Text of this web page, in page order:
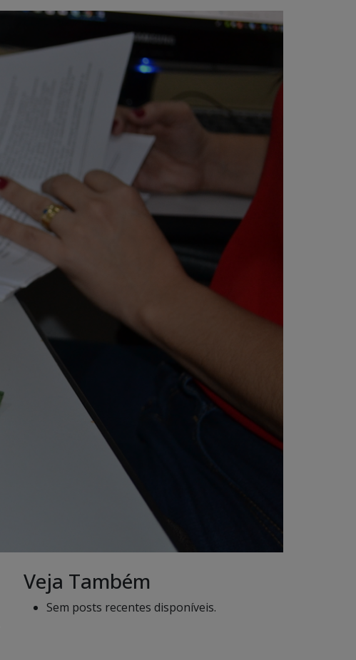
Veja Também
Sem posts recentes disponíveis.